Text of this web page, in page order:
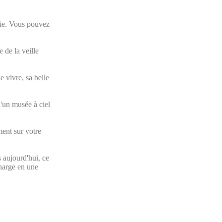
Vous pouvez
de la veille
vivre, sa belle
musée à ciel
sur votre
aujourd'hui, ce
en une